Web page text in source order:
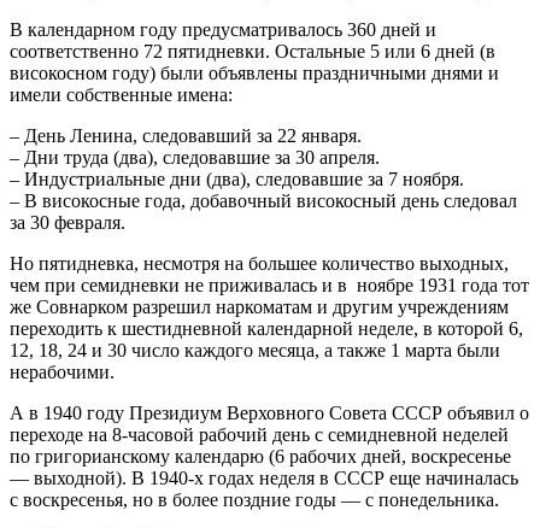
В календарном году предусматривалось 360 дней и
соответственно 72 пятидневки. Остальные 5 или 6 дней (в
високосном году) были объявлены праздничными днями и
имели собственные имена:
– День Ленина, следовавший за 22 января.
– Дни труда (два), следовавшие за 30 апреля.
– Индустриальные дни (два), следовавшие за 7 ноября.
– В високосные года, добавочный високосный день следовал
за 30 февраля.
Но пятидневка, несмотря на большее количество выходных,
чем при семидневки не приживалась и в ноябре 1931 года тот
же Совнарком разрешил наркоматам и другим учреждениям
переходить к шестидневной календарной неделе, в которой 6,
12, 18, 24 и 30 число каждого месяца, а также 1 марта были
нерабочими.
А в 1940 году Президиум Верховного Совета СССР объявил о
переходе на 8-часовой рабочий день с семидневной неделей
по григорианскому календарю (6 рабочих дней, воскресенье
— выходной). В 1940-х годах неделя в СССР еще начиналась
с воскресенья, но в более поздние годы — с понедельника.